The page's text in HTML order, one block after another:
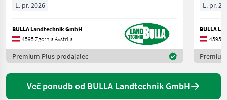
L. pr. 2026
BULLA Landtechnik GmbH
4595 Zgornja Avstrija
Premium Plus prodajalec
L. pr.
BULLA
4595
Več ponudb od BULLA Landtechnik GmbH